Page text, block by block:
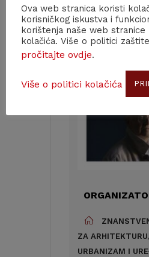
ZA ARHITEKTURU,
URBANIZAM I
Ova web stranica koristi
korisničkog iskustva i
korištenja naše web
kolačića. Više o politici
pročitajte ovdje.
Više o politici kolačića